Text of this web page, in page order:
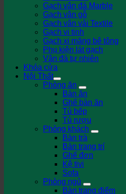
Gạch vân đá Marble
Gạch vân gỗ
Gạch vân vải Textile
Gạch vi tinh
Gạch xi măng bê tông
Phụ kiện lát gạch
Vân đá tự nhiên
Khóa cửa
Nội Thất
Phòng ăn
Bàn ăn
Ghế bàn ăn
Tủ bếp
Tủ rượu
Phòng khách
Bàn trà
Bàn trang trí
Ghế đơn
Kệ tivi
Sofa
Phòng ngủ
Bàn trang điểm